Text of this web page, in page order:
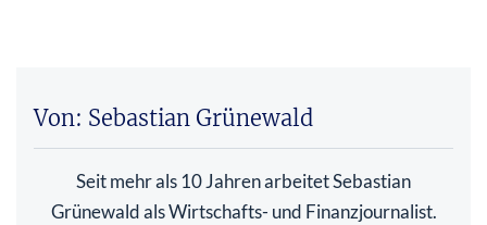
Von: Sebastian Grünewald
Seit mehr als 10 Jahren arbeitet Sebastian
Grünewald als Wirtschafts- und Finanzjournalist.